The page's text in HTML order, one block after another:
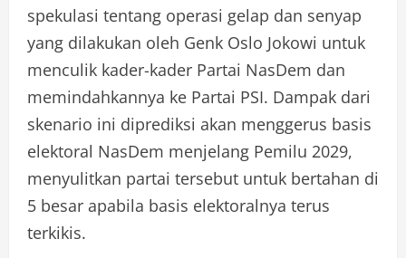
spekulasi tentang operasi gelap dan senyap
yang dilakukan oleh Genk Oslo Jokowi untuk
menculik kader-kader Partai NasDem dan
memindahkannya ke Partai PSI. Dampak dari
skenario ini diprediksi akan menggerus basis
elektoral NasDem menjelang Pemilu 2029,
menyulitkan partai tersebut untuk bertahan di
5 besar apabila basis elektoralnya terus
terkikis.